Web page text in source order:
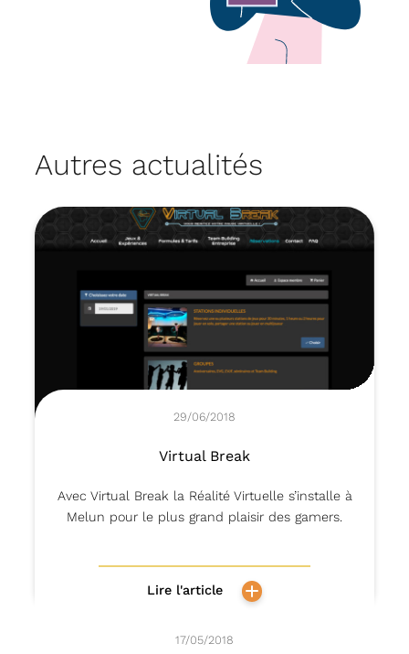
Autres actualités
29/06/2018
Virtual Break
Avec Virtual Break la Réalité Virtuelle s’installe à
Melun pour le plus grand plaisir des gamers.
Lire l'article
17/05/2018